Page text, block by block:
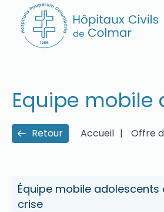
Equipe mobile
Retour Accueil | Offre
Équipe mobile adolescents
crise